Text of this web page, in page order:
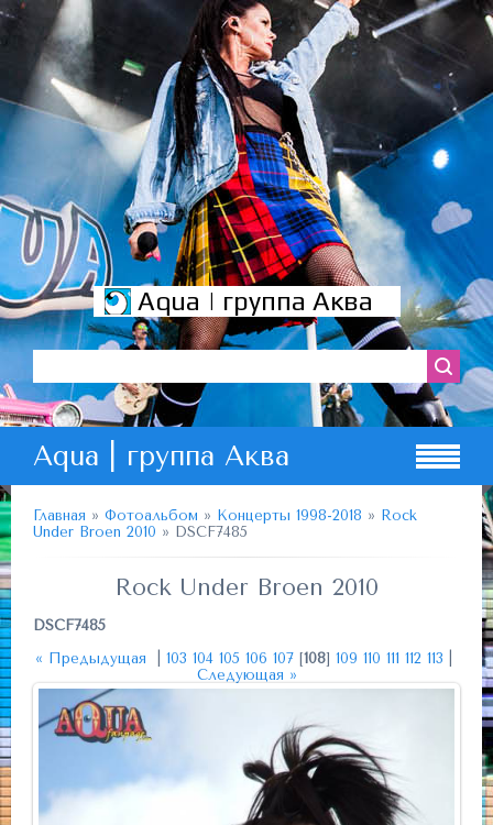
Aqua | группа Аква
Aqua | группа Аква
Главная » Фотоальбом » Концерты 1998-2018 » Rock
Under Broen 2010 » DSCF7485
Rock Under Broen 2010
DSCF7485
« Предыдущая
103 104 105 106 107 [108] 109 110 111 112 113
Следующая »